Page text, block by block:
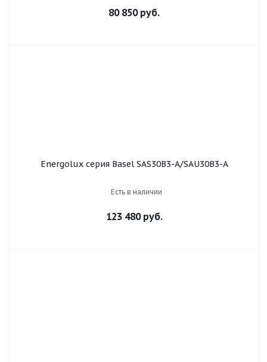
80 850 руб.
Energolux серия Basel SAS30B3-A/SAU30B3-A
Есть в наличии
123 480 руб.